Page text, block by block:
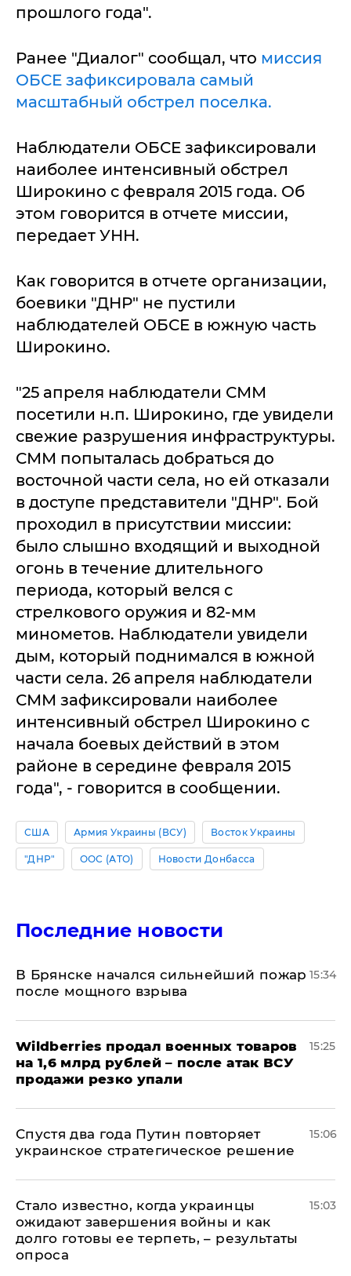
прошлого года".
Ранее "Диалог" сообщал, что миссия
ОБСЕ зафиксировала самый
масштабный обстрел поселка.
Наблюдатели ОБСЕ зафиксировали
наиболее интенсивный обстрел
Широкино с февраля 2015 года. Об
этом говорится в отчете миссии,
передает УНН.
Как говорится в отчете организации,
боевики "ДНР" не пустили
наблюдателей ОБСЕ в южную часть
Широкино.
"25 апреля наблюдатели СММ
посетили н.п. Широкино, где увидели
свежие разрушения инфраструктуры.
СММ попыталась добраться до
восточной части села, но ей отказали
в доступе представители "ДНР". Бой
проходил в присутствии миссии:
было слышно входящий и выходной
огонь в течение длительного
периода, который велся с
стрелкового оружия и 82-мм
минометов. Наблюдатели увидели
дым, который поднимался в южной
части села. 26 апреля наблюдатели
СММ зафиксировали наиболее
интенсивный обстрел Широкино с
начала боевых действий в этом
районе в середине февраля 2015
года", - говорится в сообщении.
США Армия Украины (ВСУ) Восток Украины
"ДНР" ООС (АТО) Новости Донбасса
Последние новости
В Брянске начался сильнейший пожар
после мощного взрыва
15:34
​Wildberries продал военных товаров
на 1,6 млрд рублей – после атак ВСУ
продажи резко упали
15:25
Спустя два года Путин повторяет
украинское стратегическое решение
15:06
Стало известно, когда украинцы
ожидают завершения войны и как
долго готовы ее терпеть, – результаты
опроса
15:03